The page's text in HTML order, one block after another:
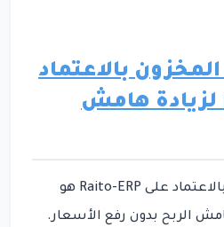
بالاعتماد
على Raito-ERP لزيادة هامش
تحسين كفاءة المخزون بالاعتماد على Raito-ERP هو
الربح بدون رفع الأسعار.